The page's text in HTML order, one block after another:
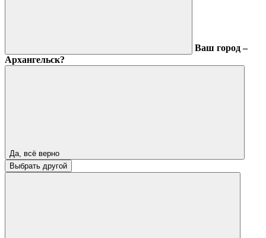
Ваш город –
Архангельск?
Да, всё верно
Выбрать другой